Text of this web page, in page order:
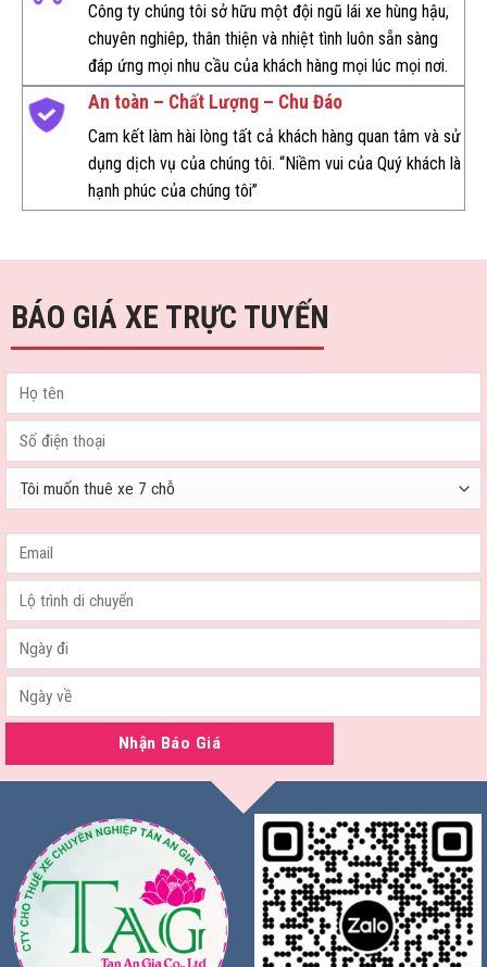
Công ty chúng tôi sở hữu một đội ngũ lái xe hùng hậu,
chuyên nghiêp, thân thiện và nhiệt tình luôn sẵn sàng
đáp ứng mọi nhu cầu của khách hàng mọi lúc mọi nơi.
An toàn – Chất Lượng – Chu Đáo
Cam kết làm hài lòng tất cả khách hàng quan tâm và sử
dụng dịch vụ của chúng tôi. “Niềm vui của Quý khách là
hạnh phúc của chúng tôi”
BÁO GIÁ XE TRỰC TUYẾN